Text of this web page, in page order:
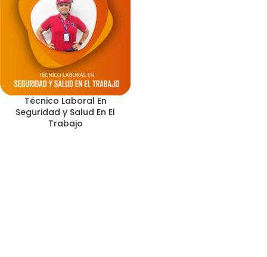
Técnico Laboral En
Seguridad y Salud En El
Trabajo